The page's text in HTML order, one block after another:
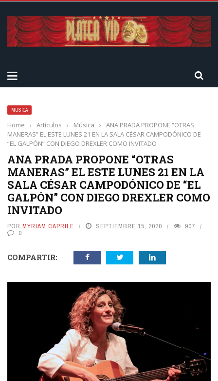
MÚSICA
Home › Artículos › Música ›
ANA PRADA PROPONE “OTRAS
MANERAS” EL ESTE LUNES 21 EN LA SALA CÉSAR CAMPODÓNICO DE
“EL GALPÓN” CON DIEGO DREXLER COMO INVITADO
ANA PRADA PROPONE “OTRAS
MANERAS” EL ESTE LUNES 21 EN LA
SALA CÉSAR CAMPODÓNICO DE “EL
GALPÓN” CON DIEGO DREXLER COMO
INVITADO
POR MYRIAM CAPRILE SEPTIEMBRE 15, 2020
907
0
COMPARTIR: